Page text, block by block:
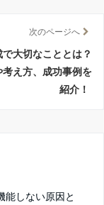
次のページへ
で大切なこととは？
考え方、成功事例を
紹介！
能しない原因と